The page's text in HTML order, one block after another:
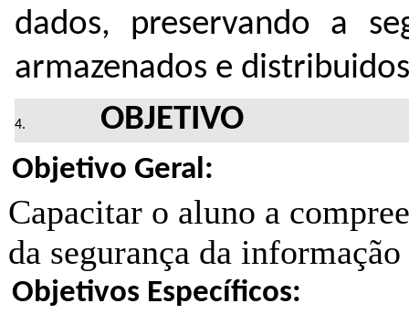
dados, preservando a
armazenados e
OBJETIVO
Objetivo Geral:
Capacitar o aluno a
da segurança da
Objetivos Específicos: